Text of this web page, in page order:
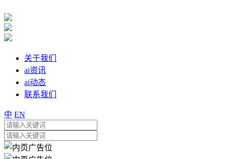
关于我们
ai资讯
ai动态
联系我们
中 EN